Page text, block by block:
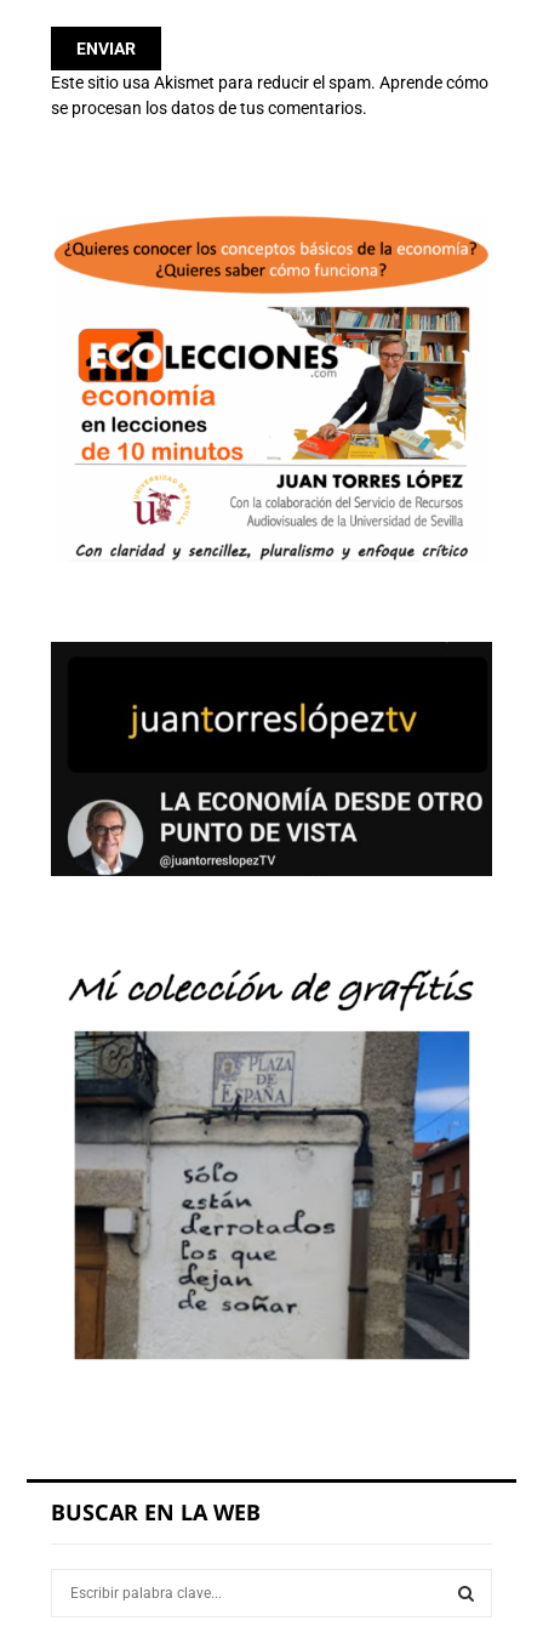
Este sitio usa Akismet para reducir el spam. Aprende cómo
se procesan los datos de tus comentarios.
BUSCAR EN LA WEB